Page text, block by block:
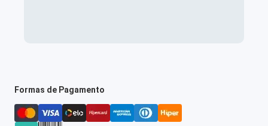
Formas de Pagamento